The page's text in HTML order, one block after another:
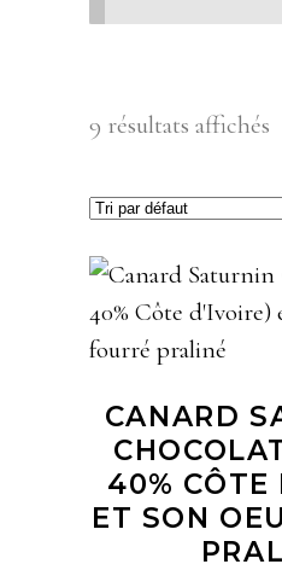
9 résultats affichés
LIRE LA
CANARD
40% CÔTE
ET SON